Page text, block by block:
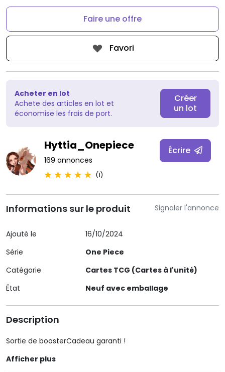
Faire une offre
Favori
Acheter en lot
Achete des articles en lot et
économise les frais de port.
Créer
un lot
Hyttia_Onepiece
169 annonces
(1)
Écrire
Signaler l'annonce
Informations sur le produit
Ajouté le
16/10/2024
Série
One Piece
Catégorie
Cartes TCG (Cartes à l'unité)
État
Neuf avec emballage
Description
Sortie de boosterCadeau garanti !
Afficher plus